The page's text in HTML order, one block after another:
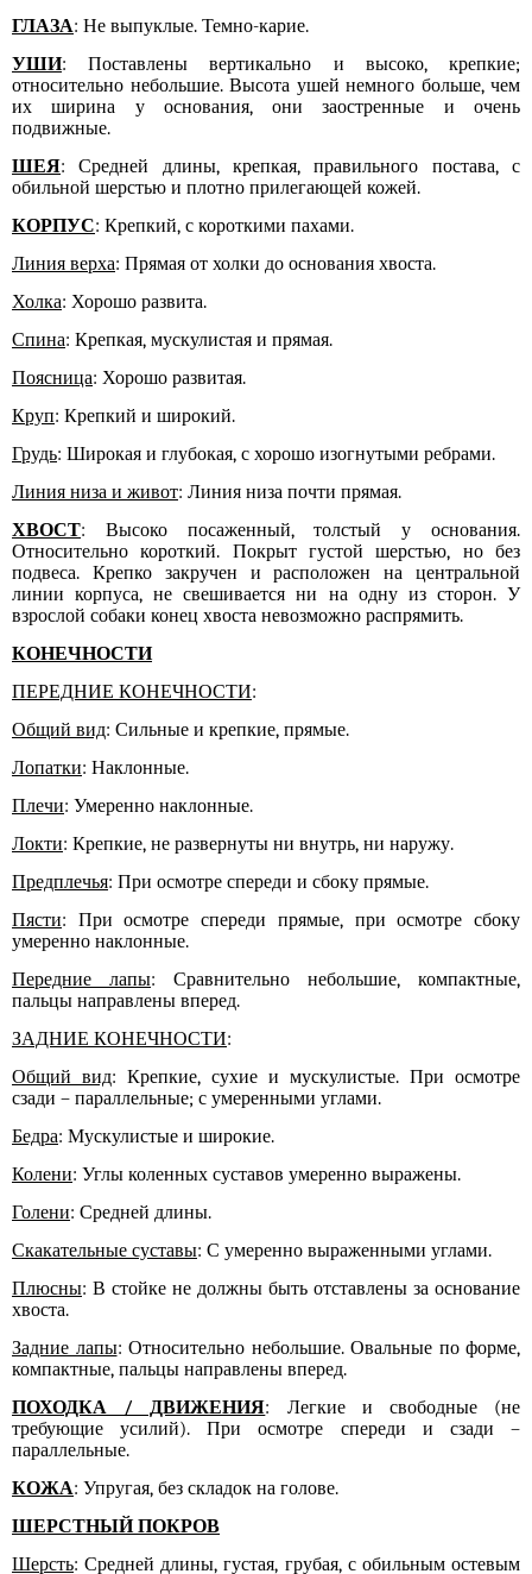
ГЛАЗА: Не выпуклые. Темно-карие.
УШИ: Поставлены вертикально и высоко, крепкие;
относительно небольшие. Высота ушей немного больше, чем
их ширина у основания, они заостренные и очень
подвижные.
ШЕЯ: Средней длины, крепкая, правильного постава, с
обильной шерстью и плотно прилегающей кожей.
КОРПУС: Крепкий, с короткими пахами.
Линия верха: Прямая от холки до основания хвоста.
Холка: Хорошо развита.
Спина: Крепкая, мускулистая и прямая.
Поясница: Хорошо развитая.
Круп: Крепкий и широкий.
Грудь: Широкая и глубокая, с хорошо изогнутыми ребрами.
Линия низа и живот: Линия низа почти прямая.
ХВОСТ: Высоко посаженный, толстый у основания.
Относительно короткий. Покрыт густой шерстью, но без
подвеса. Крепко закручен и расположен на центральной
линии корпуса, не свешивается ни на одну из сторон. У
взрослой собаки конец хвоста невозможно распрямить.
КОНЕЧНОСТИ
ПЕРЕДНИЕ КОНЕЧНОСТИ:
Общий вид: Сильные и крепкие, прямые.
Лопатки: Наклонные.
Плечи: Умеренно наклонные.
Локти: Крепкие, не развернуты ни внутрь, ни наружу.
Предплечья: При осмотре спереди и сбоку прямые.
Пясти: При осмотре спереди прямые, при осмотре сбоку
умеренно наклонные.
Передние лапы: Сравнительно небольшие, компактные,
пальцы направлены вперед.
ЗАДНИЕ КОНЕЧНОСТИ:
Общий вид: Крепкие, сухие и мускулистые. При осмотре
сзади – параллельные; с умеренными углами.
Бедра: Мускулистые и широкие.
Колени: Углы коленных суставов умеренно выражены.
Голени: Средней длины.
Скакательные суставы: С умеренно выраженными углами.
Плюсны: В стойке не должны быть отставлены за основание
хвоста.
Задние лапы: Относительно небольшие. Овальные по форме,
компактные, пальцы направлены вперед.
ПОХОДКА / ДВИЖЕНИЯ: Легкие и свободные (не
требующие усилий). При осмотре спереди и сзади –
параллельные.
КОЖА: Упругая, без складок на голове.
ШЕРСТНЫЙ ПОКРОВ
Шерсть: Средней длины, густая, грубая, с обильным остевым